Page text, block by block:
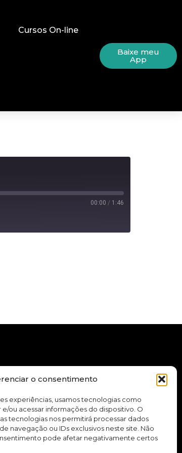
o consentimento
experiências, usamos tecnologias como
ou acessar informações do dispositivo. O
tecnologias nos permitirá processar dados
navegação ou IDs exclusivos neste site. Não
pode afetar negativamente certos
Cursos On-line
Baixe meu
App
00:00 / 1:46